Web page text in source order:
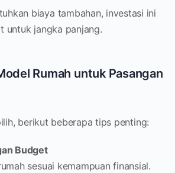
biaya tambahan, investasi ini
untuk jangka panjang.
Rumah untuk Pasangan
berikut beberapa tips penting:
Budget
sesuai kemampuan finansial.